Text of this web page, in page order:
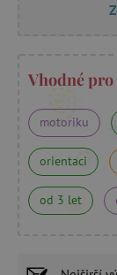
Vhodné pro
motoriku
orientaci
od 3 let